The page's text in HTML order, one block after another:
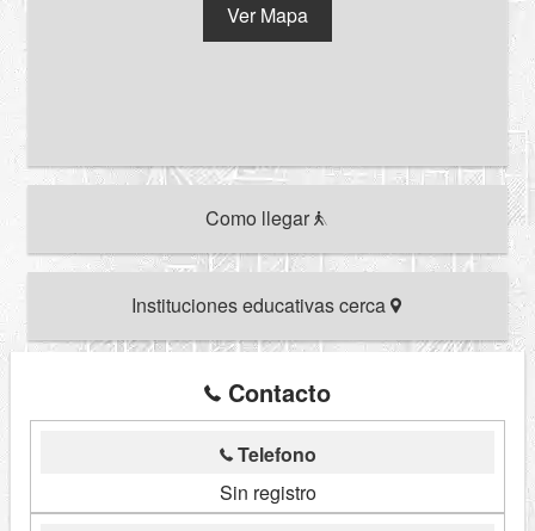
Ver Mapa
Como llegar
Instituciones educativas cerca
Contacto
Telefono
Sin registro